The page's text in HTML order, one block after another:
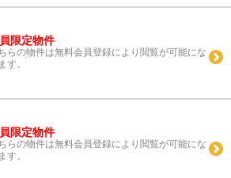
限定物件
らの物件は無料会員登録により閲覧が可能にな
す。
限定物件
らの物件は無料会員登録により閲覧が可能にな
す。